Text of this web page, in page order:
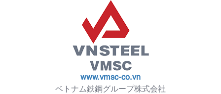
www.vmsc-co.vn
ベトナム鉄鋼グループ株式会社